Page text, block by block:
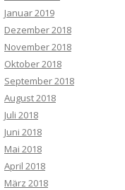
Januar 2019
Dezember 2018
November 2018
Oktober 2018
September 2018
August 2018
Juli 2018
Juni 2018
Mai 2018
April 2018
März 2018